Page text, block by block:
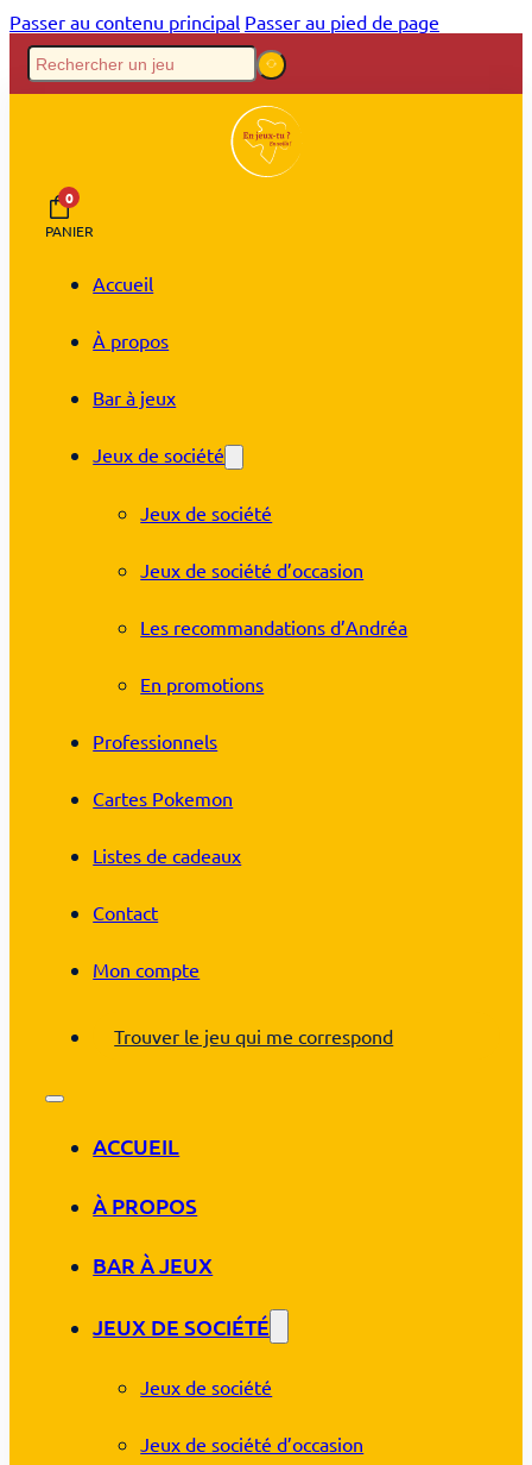
Passer au contenu principal Passer au pied de page
0
PANIER
Accueil
À propos
Bar à jeux
Jeux de société
Jeux de société
Jeux de société d’occasion
Les recommandations d’Andréa
En promotions
Professionnels
Cartes Pokemon
Listes de cadeaux
Contact
Mon compte
Trouver le jeu qui me correspond
ACCUEIL
À PROPOS
BAR À JEUX
JEUX DE SOCIÉTÉ
Jeux de société
Jeux de société d’occasion